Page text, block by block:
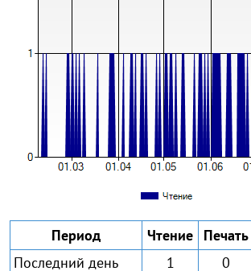
Период Чтение Печать
Последний день
1 0